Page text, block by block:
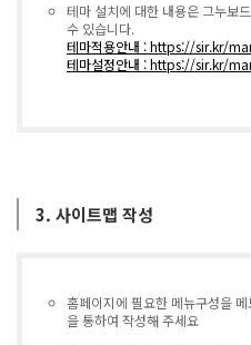
테마 설치에 대한 내용은 그누보
수 있습니다.
테마적용안내 : https://sir.kr/
테마설정안내 : https://sir.kr/
3. 사이트맵 작성
홈페이지에 필요한 메뉴구성을
을 통하여 작성해 주세요